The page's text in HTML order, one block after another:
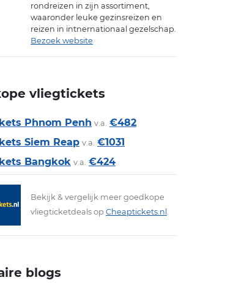
rondreizen in zijn assortiment,
waaronder leuke gezinsreizen en
reizen in intnernationaal gezelschap.
Bezoek website
vliegtickets
Phnom Penh v.a. €482
Siem Reap v.a. €1031
Bangkok v.a. €424
Bekijk & vergelijk meer goedkope
vliegticketdeals op Cheaptickets.nl
blogs